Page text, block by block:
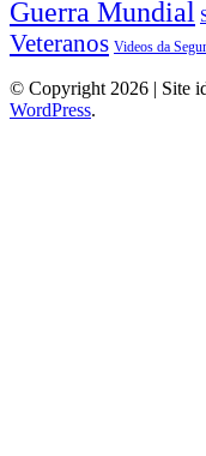
Guerra Mundial
Veteranos Videos da
© Copyright 2026 | Site
WordPress.